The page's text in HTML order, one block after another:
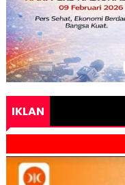
IKLAN